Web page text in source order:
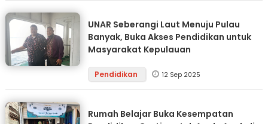
UNAR Seberangi Laut Menuju Pulau
Banyak, Buka Akses Pendidikan untuk
Masyarakat Kepulauan
Pendidikan 12 Sep 2025
Rumah Belajar Buka Kesempatan